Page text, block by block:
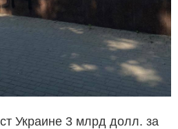
Украине 3 млрд долл. за